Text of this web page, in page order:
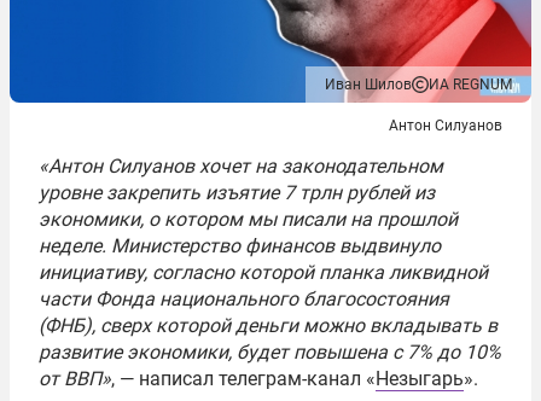
Иван Шилов ИА REGNUM
Антон Силуанов
«Антон Силуанов хочет на законодательном
уровне закрепить изъятие 7 трлн рублей из
экономики, о котором мы писали на прошлой
неделе. Министерство финансов выдвинуло
инициативу, согласно которой планка ликвидной
части Фонда национального благосостояния
(ФНБ), сверх которой деньги можно вкладывать в
развитие экономики, будет повышена с 7% до 10%
от ВВП», — написал телеграм-канал «Незыгарь».